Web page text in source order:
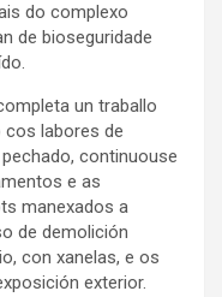
do complexo
de bioseguridade
un traballo
labores de
continuouse
e as
manexados a
de demolición
con xanelas, e os
exterior.